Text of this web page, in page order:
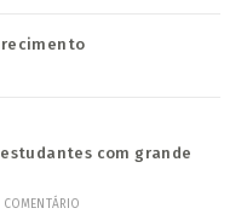
com grande